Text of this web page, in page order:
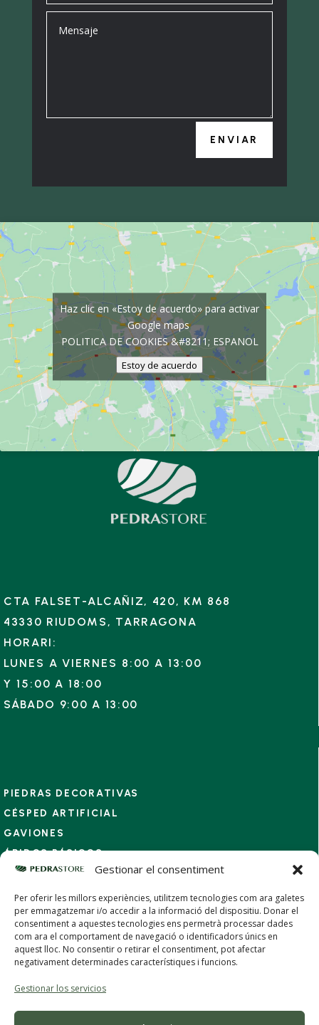
Gestionar el consentiment
Per oferir les millors experiències, utilitzem tecnologies com ara galetes
per emmagatzemar i/o accedir a la informació del dispositiu. Donar el
consentiment a aquestes tecnologies ens permetrà processar dades
com ara el comportament de navegació o identificadors únics en
aquest lloc. No consentir o retirar el consentiment, pot afectar
negativament determinades caracterí­stiques i funcions.
Gestionar los servicios
ENVIAR
Haz clic en «Estoy de acuerdo» para activar
Google maps
POLITICA DE COOKIES &#8211; ESPANOL
Estoy de acuerdo
CTA FALSET-ALCAÑIZ, 420, KM 868
43330 RIUDOMS, TARRAGONA
HORARI:
LUNES A VIERNES 8:00 A 13:00
Y 15:00 A 18:00
SÁBADO 9:00 A 13:00
PIEDRAS DECORATIVAS
CÉSPED ARTIFICIAL
GAVIONES
ÁRIDOS BÁSICOS
SUELOS Y SUSTRATOS
COMPLEMENTOS